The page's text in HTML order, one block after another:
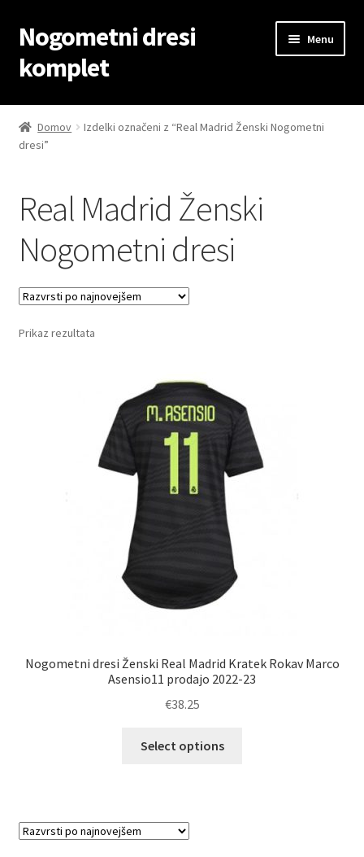
Skip
to
navigation
Skip
to
content
Nogometni dresi
komplet
Menu
Domov
Blog
Domov
Izdelki označeni z “Real Madrid Ženski Nogometni
dresi”
Real Madrid Ženski
Nogometni dresi
Prikaz rezultata
Nogometni dresi Ženski Real Madrid Kratek Rokav Marco
Asensio11 prodajo 2022-23
€38.25
Select options